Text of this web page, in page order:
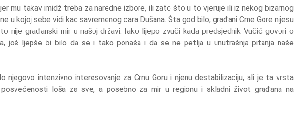
mu takav imidž treba za naredne izbore, ili zato što u to vjeruje ili iz nekog bizarnog
u kojoj sebe vidi kao savremenog cara Dušana. Šta god bilo, građani Crne Gore nijesu
nije građanski mir u našoj državi. Iako lijepo zvuči kada predsjednik Vučić govori o
još ljepše bi bilo da se i tako ponaša i da se ne petlja u unutrašnja pitanja naše
njegovo intenzivno interesovanje za Crnu Goru i njenu destabilizaciju, ali je ta vrsta
loša za sve, a posebno za mir u regionu i skladni život građana na